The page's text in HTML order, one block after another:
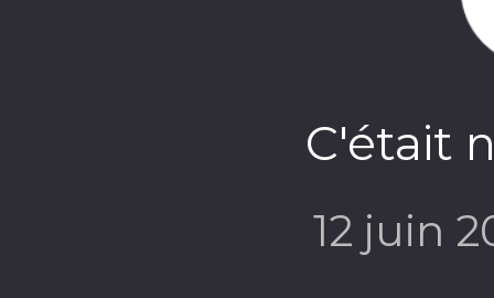
C'était
12 juin